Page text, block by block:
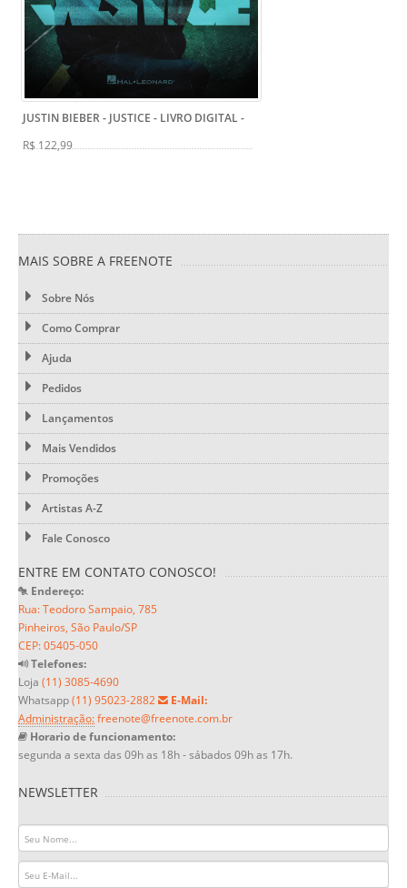
JUSTIN BIEBER - JUSTICE - LIVRO DIGITAL-
R$ 122,99
MAIS SOBRE A FREENOTE
Sobre Nós
Como Comprar
Ajuda
Pedidos
Lançamentos
Mais Vendidos
Promoções
Artistas A-Z
Fale Conosco
ENTRE EM CONTATO CONOSCO!
Endereço:
Rua: Teodoro Sampaio, 785
Pinheiros, São Paulo/SP
CEP: 05405-050
Telefones:
Loja (11) 3085-4690
Whatsapp(11) 95023-2882
E-Mail:
Administração:freenote@freenote.com.br
Horario de funcionamento:
segunda a sexta das 09h as 18h - sábados 09h as 17h.
NEWSLETTER